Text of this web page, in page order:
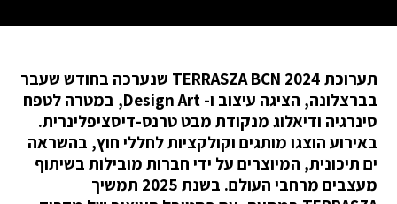
תערוכת TERRASZA BCN 2024 שנערכה בחודש שעבר
בברצלונה, הציגה עיצוב ו- Design Art, במטרה לטפח
סינרגיה ודיאלוג מנקודת מבט טרנס-דיסציפלינרית.
באירוע הוצגו מותגים וקולקציות לחללי חוץ, בהשראה
ים תיכונית, המיוצרים על ידי חברות מובילות בשיתוף
מעצבים מרחבי העולם. בשנת 2025 תמשיך